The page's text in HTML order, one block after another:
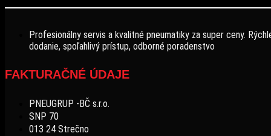
Profesionálny servis a kvalitné pneumatiky za super ceny.
dodanie, spoľahlivý prístup, odborné poradenstvo
FAKTURAČNÉ ÚDAJE
PNEUGRUP -BČ s.r.o.
SNP 70
013 24 Strečno